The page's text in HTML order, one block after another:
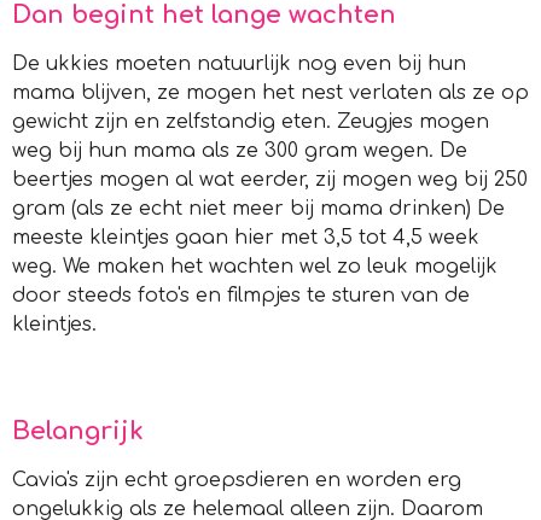
Dan begint het lange wachten
De ukkies moeten natuurlijk nog even bij hun
mama blijven, ze mogen het nest verlaten als ze op
gewicht zijn en zelfstandig eten. Zeugjes mogen
weg bij hun mama als ze 300 gram wegen. De
beertjes mogen al wat eerder, zij mogen weg bij 250
gram (als ze echt niet meer bij mama drinken) De
meeste kleintjes gaan hier met 3,5 tot 4,5 week
weg. We maken het wachten wel zo leuk mogelijk
door steeds foto's en filmpjes te sturen van de
kleintjes.
Belangrijk
Cavia's zijn echt groepsdieren en worden erg
ongelukkig als ze helemaal alleen zijn. Daarom